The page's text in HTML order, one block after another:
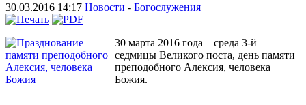
30.03.2016 14:17 Новости - Богослужения
30 марта 2016 года – среда 3-й
седмицы Великого поста, день памяти
преподобного Алексия, человека
Божия.